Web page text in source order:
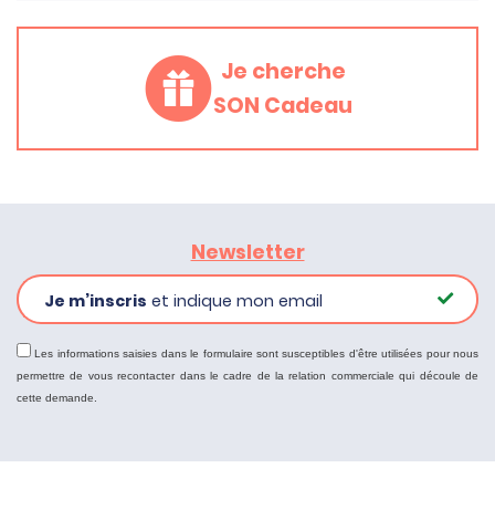
Je cherche
SON Cadeau
Newsletter
Je m’inscris et indique mon email
Les informations saisies dans le formulaire sont susceptibles d'être utilisées pour nous
permettre de vous recontacter dans le cadre de la relation commerciale qui découle de
cette demande.